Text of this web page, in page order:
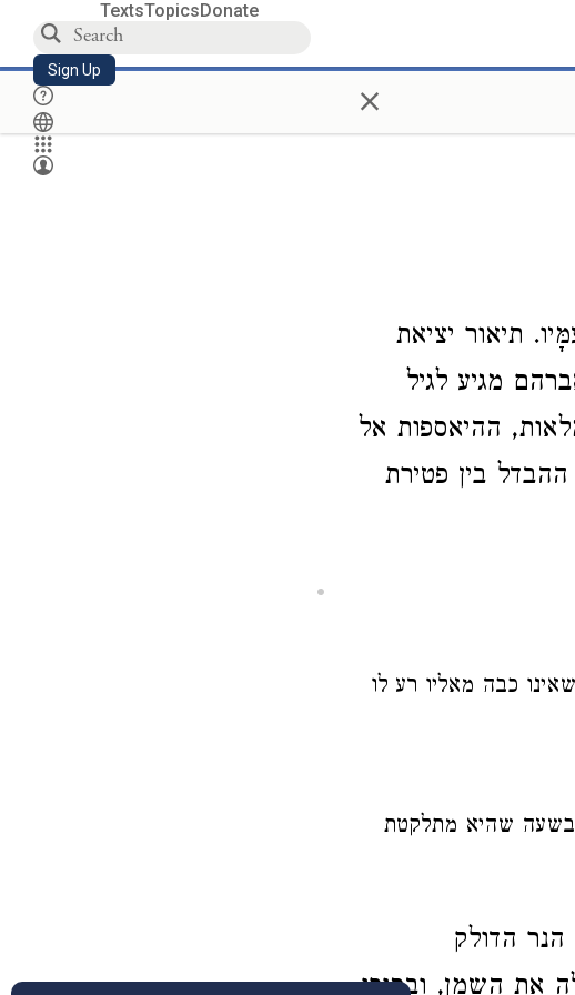
TextsTopicsDonate
Sign Up ×
תיאור יציאת
מגיע לגיל
ההיאספות אל
בין פטירת
כבה מאליו רע לו
שהיא מתלקטת
הדולק